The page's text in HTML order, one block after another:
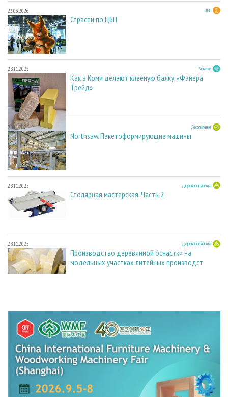
23.03.2026 ЦБП
Страсти по ЦБП
28.11.2025 Развитие
Как в Коми делают клееную балку. «Фанера
Трейд»
28.11.2025 Лесопиление
Northsaw. Пакетоформирующие машины
28.11.2025 Деревообработка
Столярная мастерская. Часть 2
28.11.2025 Деревообработка
Производство деревянной оснастки на
модельных участках литейных производст